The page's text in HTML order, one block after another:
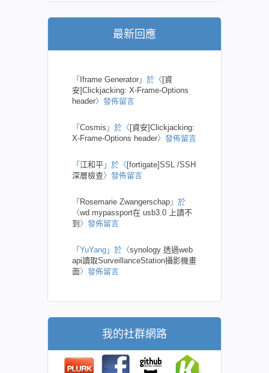
最新回應
「 Iframe Generator 」於〈 [資
安]Clickjacking: X-Frame-Options
header〉發佈留言
「 Cosmis 」於〈 [資安]Clickjacking:
X-Frame-Options header〉發佈留言
「 江和平 」於〈 [fortigate]SSL /SSH
深層檢查〉發佈留言
「 Rosemarie Zwangerschap 」於
〈wd mypassport在 usb3.0 上讀不
到 〉發佈留言
「 YuYang 」於〈synology 透過web
api讀取SurveillanceStation攝影機畫
面〉發佈留言
我的社群網路